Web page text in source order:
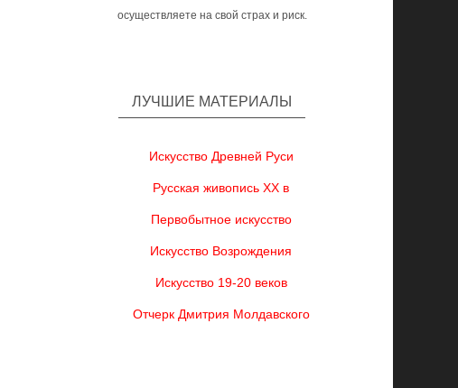
осуществляете на свой страх и риск.
ЛУЧШИЕ МАТЕРИАЛЫ
Искусство Древней Руси
Русская живопись XX в
Первобытное искусство
Искусство Возрождения
Искусство 19-20 веков
Отчерк Дмитрия Молдавского